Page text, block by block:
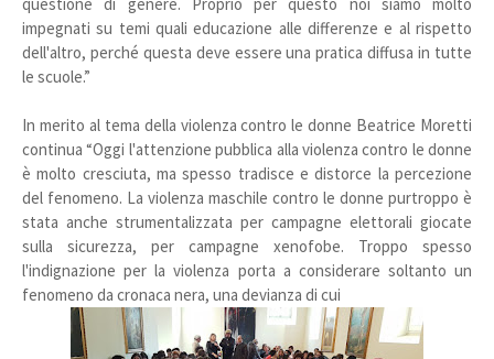
questione di genere. Proprio per questo noi siamo molto
impegnati su temi quali educazione alle differenze e al rispetto
dell'altro, perché questa deve essere una pratica diffusa in tutte
le scuole.”
In merito al tema della violenza contro le donne Beatrice Moretti
continua “Oggi l'attenzione pubblica alla violenza contro le donne
è molto cresciuta, ma spesso tradisce e distorce la percezione
del fenomeno. La violenza maschile contro le donne purtroppo è
stata anche strumentalizzata per campagne elettorali giocate
sulla sicurezza, per campagne xenofobe. Troppo spesso
l'indignazione per la violenza porta a considerare soltanto un
fenomeno da cronaca nera, una devianza di cui